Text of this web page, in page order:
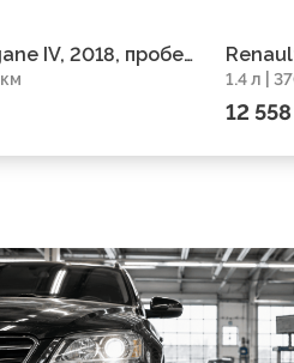
IV, 2018, пробег
2001,
1.4 л |
12